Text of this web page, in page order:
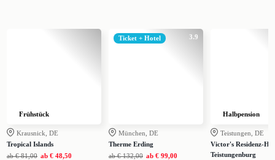
Frühstück
Krausnick, DE
Tropical Islands
ab € 81,00 ab € 48,50
3.9
Ticket + Hotel
München, DE
Therme Erding
ab € 132,00 ab € 99,00
Halbpension
Teistungen, DE
Victor's Residenz-
Teistungenburg